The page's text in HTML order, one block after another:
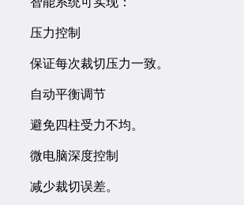
压力控制
保证每次裁切压力一致。
自动平衡调节
避免四柱受力不均。
微电脑深度控制
减少裁切误差。